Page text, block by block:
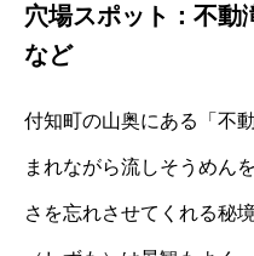
穴場スポット：不動
など
付知町の山奥にある「不
まれながら流しそうめん
さを忘れさせてくれる秘